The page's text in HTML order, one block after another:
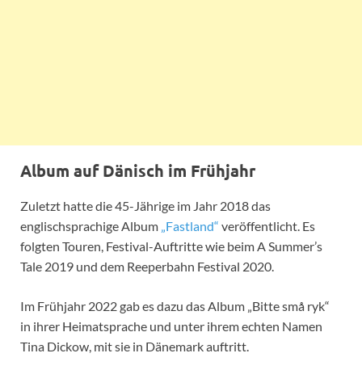
Album auf Dänisch im Frühjahr
Zuletzt hatte die 45-Jährige im Jahr 2018 das
englischsprachige Album „Fastland“ veröffentlicht. Es
folgten Touren, Festival-Auftritte wie beim A Summer’s
Tale 2019 und dem Reeperbahn Festival 2020.
Im Frühjahr 2022 gab es dazu das Album „Bitte små ryk“
in ihrer Heimatsprache und unter ihrem echten Namen
Tina Dickow, mit sie in Dänemark auftritt.